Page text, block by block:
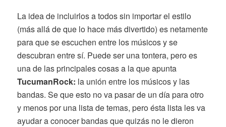
La idea de incluirlos a todos sin importar el estilo
(más allá de que lo hace más divertido) es netamente
para que se escuchen entre los músicos y se
descubran entre sí. Puede ser una tontera, pero es
una de las principales cosas a la que apunta
TucumanRock: la unión entre los músicos y las
bandas. Se que esto no va pasar de un día para otro
y menos por una lista de temas, pero ésta lista les va
ayudar a conocer bandas que quizás no le dieron